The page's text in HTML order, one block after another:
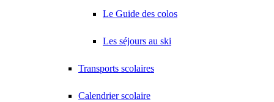
Le Guide des colos
Les séjours au ski
Transports scolaires
Calendrier scolaire